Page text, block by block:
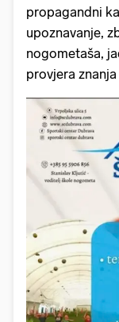
propagandni
upoznavanje,
nogometaša,
provjera